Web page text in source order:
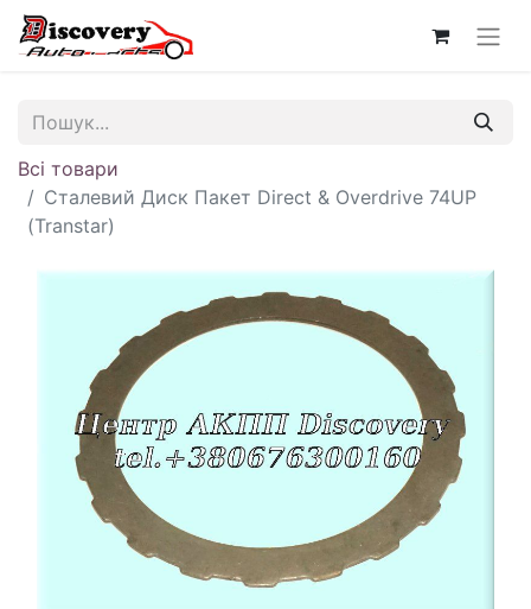
Всі товари
Сталевий Диск Пакет Direct & Overdrive 74UP
(Transtar)